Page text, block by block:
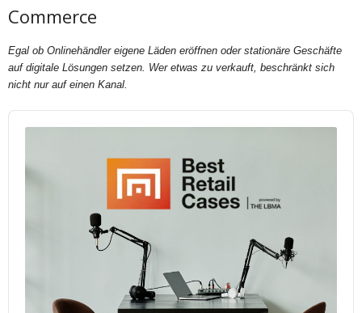
Commerce
Egal ob Onlinehändler eigene Läden eröffnen oder stationäre Geschäfte
auf digitale Lösungen setzen. Wer etwas zu verkauft, beschränkt sich
nicht nur auf einen Kanal.
Audio
Player